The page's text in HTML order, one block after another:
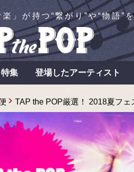
楽」が持つ“繋がり”や“物語”
特集 登場したアーティスト
TAP the POP厳選！ 2018夏フ